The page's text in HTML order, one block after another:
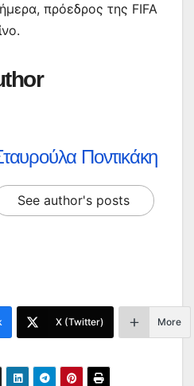
πρόεδρος της FIFA
Ποντικάκη
See author's posts
X (Twitter) More